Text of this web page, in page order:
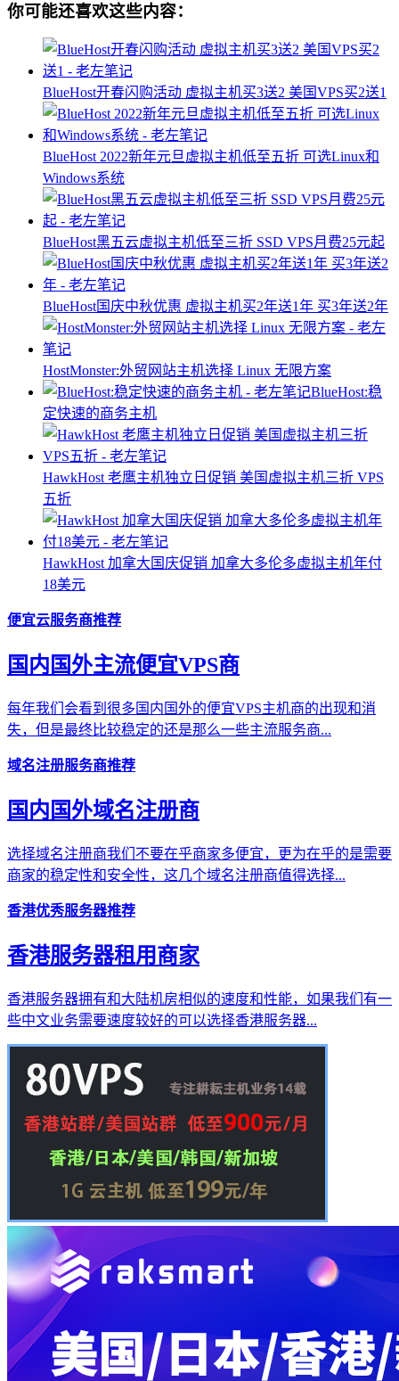
你可能还喜欢这些内容：
BlueHost开春闪购活动 虚拟主机买3送2 美国VPS买2送1
BlueHost 2022新年元旦虚拟主机低至五折 可选Linux和
Windows系统
BlueHost黑五云虚拟主机低至三折 SSD VPS月费25元起
BlueHost国庆中秋优惠 虚拟主机买2年送1年 买3年送2年
HostMonster:外贸网站主机选择 Linux 无限方案
BlueHost:稳
定快速的商务主机
HawkHost 老鹰主机独立日促销 美国虚拟主机三折 VPS
五折
HawkHost 加拿大国庆促销 加拿大多伦多虚拟主机年付
18美元
便宜云服务商推荐
国内国外主流便宜VPS商
每年我们会看到很多国内国外的便宜VPS主机商的出现和消
失，但是最终比较稳定的还是那么一些主流服务商...
域名注册服务商推荐
国内国外域名注册商
选择域名注册商我们不要在乎商家多便宜，更为在乎的是需要
商家的稳定性和安全性，这几个域名注册商值得选择...
香港优秀服务器推荐
香港服务器租用商家
香港服务器拥有和大陆机房相似的速度和性能，如果我们有一
些中文业务需要速度较好的可以选择香港服务器...